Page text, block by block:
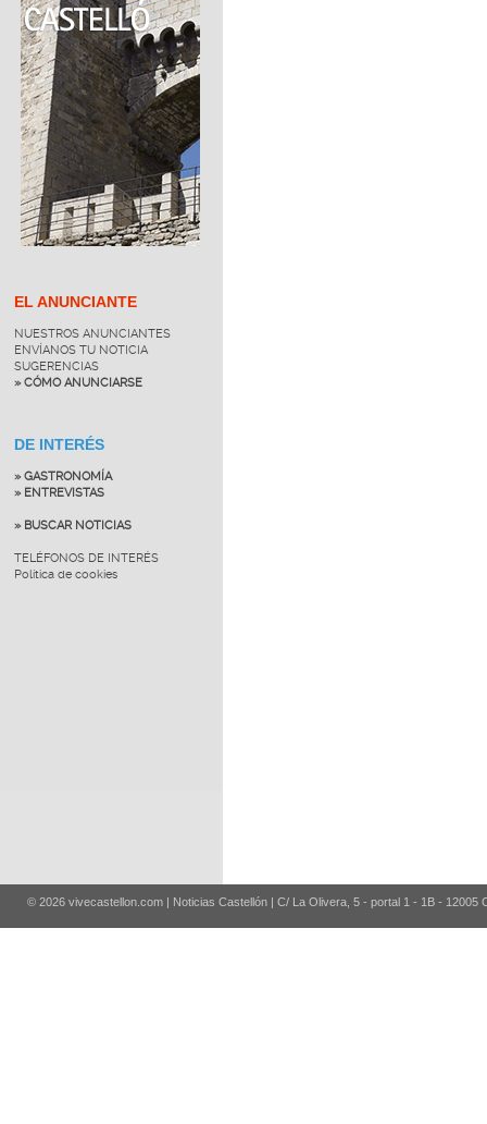
EL ANUNCIANTE
NUESTROS ANUNCIANTES
ENVÍANOS TU NOTICIA
SUGERENCIAS
» CÓMO ANUNCIARSE
DE INTERÉS
» GASTRONOMÍA
» ENTREVISTAS
» BUSCAR NOTICIAS
TELÉFONOS DE INTERÉS
Política de cookies
© 2026 vivecastellon.com | Noticias Castellón | C/ La Olivera, 5 - portal 1 - 1B - 12005